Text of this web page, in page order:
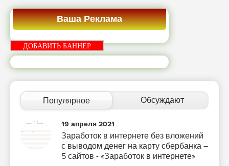
Ваша Реклама
ДОБАВИТЬ БАННЕР
Популярное Обсуждают
19 апреля 2021
Заработок в интернете без вложений
с выводом денег на карту сбербанка –
5 сайтов - «Заработок в интернете»